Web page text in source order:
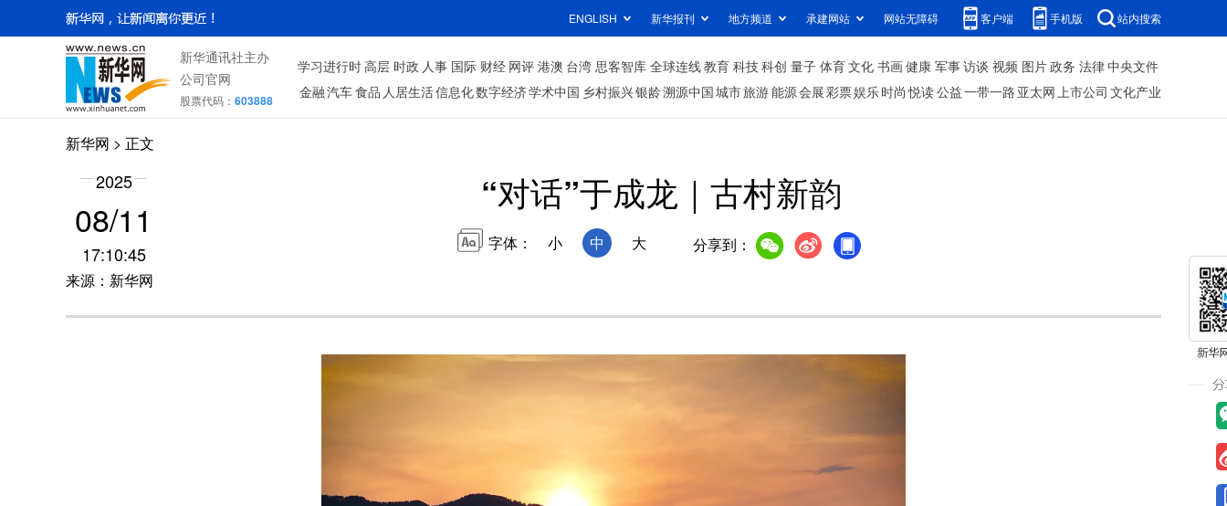
ENGLISH 新华报刊 地方频道 承建网站 网站无障碍 客户端 手机版 站内搜索
新华通讯社主办
公司官网
股票代码： 603888
学习进行时高层 时政 人事 国际 财经 网评 港澳 台湾 思客智库 全球连线教育 科技科创 量子 体育文化 书画健康 军事访谈 视频 图片政务 法律中央文件
金融汽车食品 人居生活信息化数字经济学术中国 乡村振兴银龄溯源中国城市旅游能源会展彩票娱乐时尚 悦读公益一带一路 亚太网上市公司 文化产业
新华网 > 正文
2025
08/11
17:10:45
来源：新华网
“对话”于成龙｜古村新韵
字体： 小 中 大 分享到：